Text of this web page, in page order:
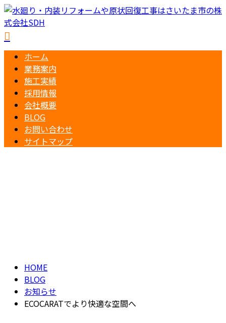
ホーム
業務案内
施工実績
採用情報
会社概要
BLOG
お問い合わせ
サイトマップ
HOME
BLOG
お知らせ
ECOCARATでより快適な空間へ